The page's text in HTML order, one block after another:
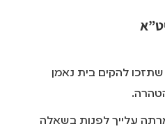
להקים בית נאמן
עלייך לפנות בשאלה